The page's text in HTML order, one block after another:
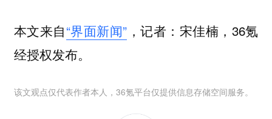
本文来自“界面新闻” ，记者：宋佳楠，36氪
经授权发布。
该文观点仅代表作者本人，36氪平台仅提供信息存储空间服务。